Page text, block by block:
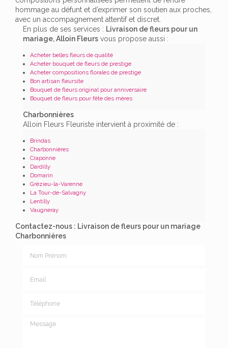
hommage au défunt et d’exprimer son soutien aux proches,
avec un accompagnement attentif et discret.
En plus de ses services : Livraison de fleurs pour un
mariage, Alloin Fleurs vous propose aussi :
Acheter belles fleurs de qualité
Acheter bouquet de fleurs de prestige
Acheter compositions florales de prestige
Bon artisan fleursite
Bouquet de fleurs original pour anniversaire
Bouquet de fleurs pour fête des mères
Charbonnières
Alloin Fleurs Fleuriste intervient à proximité de :
Brindas
Charbonnières
Craponne
Dardilly
Domarin
Grézieu-la-Varenne
La Tour-de-Salvagny
Lentilly
Vaugneray
Contactez-nous : Livraison de fleurs pour un mariage
Charbonnières
Message